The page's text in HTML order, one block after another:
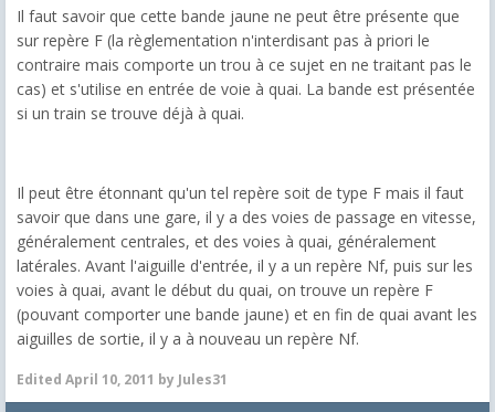
Il faut savoir que cette bande jaune ne peut être présente que
sur repère F (la règlementation n'interdisant pas à priori le
contraire mais comporte un trou à ce sujet en ne traitant pas le
cas) et s'utilise en entrée de voie à quai. La bande est présentée
si un train se trouve déjà à quai.
Il peut être étonnant qu'un tel repère soit de type F mais il faut
savoir que dans une gare, il y a des voies de passage en vitesse,
généralement centrales, et des voies à quai, généralement
latérales. Avant l'aiguille d'entrée, il y a un repère Nf, puis sur les
voies à quai, avant le début du quai, on trouve un repère F
(pouvant comporter une bande jaune) et en fin de quai avant les
aiguilles de sortie, il y a à nouveau un repère Nf.
Edited April 10, 2011 by Jules31